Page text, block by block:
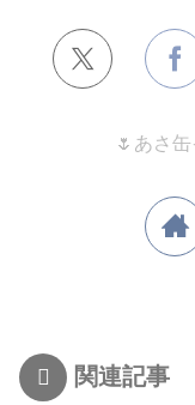
🌷あさ
関連記事